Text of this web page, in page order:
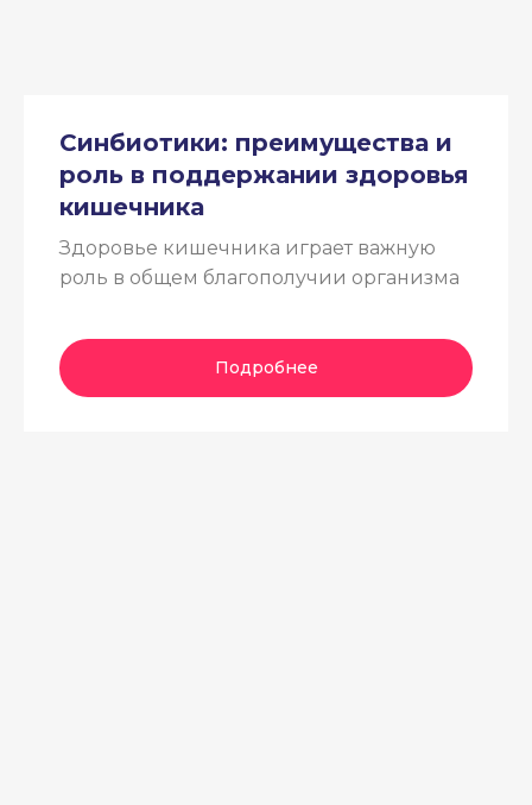
Синбиотики: преимущества и
роль в поддержании здоровья
кишечника
Здоровье кишечника играет важную
роль в общем благополучии организма
Подробнее